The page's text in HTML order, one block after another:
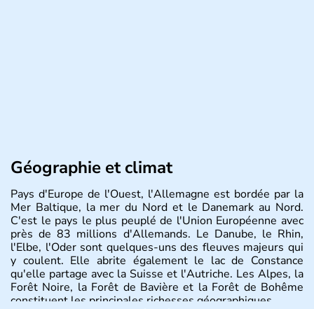
Géographie et climat
Pays d'Europe de l'Ouest, l'Allemagne est bordée par la
Mer Baltique, la mer du Nord et le Danemark au Nord.
C'est le pays le plus peuplé de l'Union Européenne avec
près de 83 millions d'Allemands. Le Danube, le Rhin,
l'Elbe, l'Oder sont quelques-uns des fleuves majeurs qui
y coulent. Elle abrite également le lac de Constance
qu'elle partage avec la Suisse et l'Autriche. Les Alpes, la
Forêt Noire, la Forêt de Bavière et la Forêt de Bohême
constituent les principales richesses géographiques.